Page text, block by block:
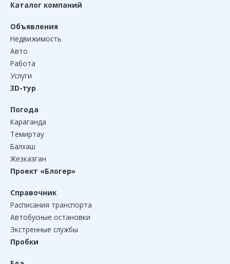
Каталог компаний
Объявления
Недвижимость
Авто
Работа
Услуги
3D-тур
Погода
Караганда
Темиртау
Балхаш
Жезказган
Проект «Блогер»
Справочник
Расписания транспорта
Автобусные остановки
Экстренные службы
Пробки